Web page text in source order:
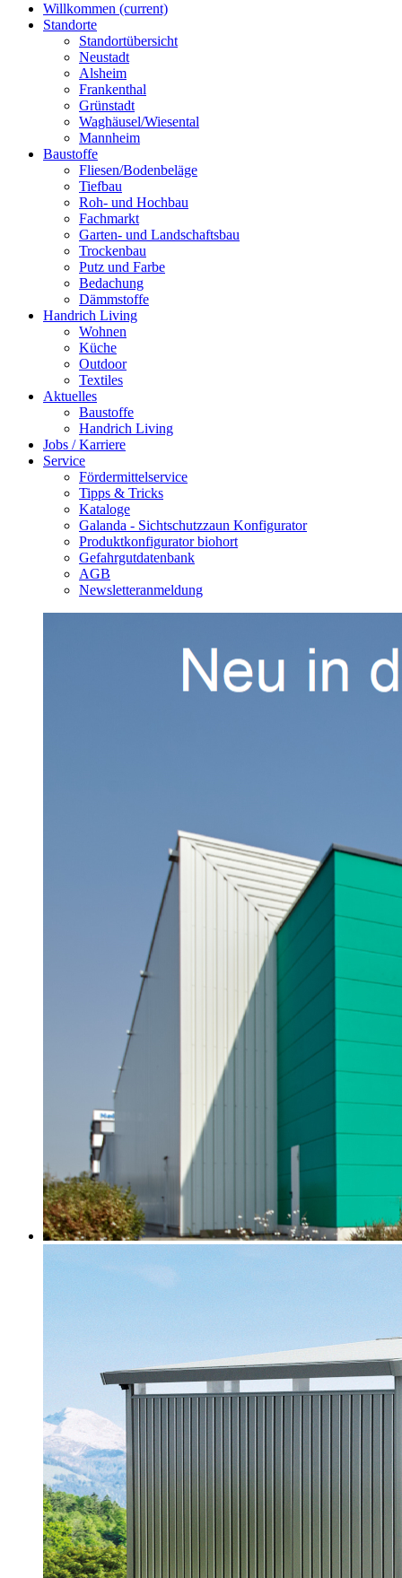
Willkommen (current)
Standorte
Standortübersicht
Neustadt
Alsheim
Frankenthal
Grünstadt
Waghäusel/Wiesental
Mannheim
Baustoffe
Fliesen/Bodenbeläge
Tiefbau
Roh- und Hochbau
Fachmarkt
Garten- und Landschaftsbau
Trockenbau
Putz und Farbe
Bedachung
Dämmstoffe
Handrich Living
Wohnen
Küche
Outdoor
Textiles
Aktuelles
Baustoffe
Handrich Living
Jobs / Karriere
Service
Fördermittelservice
Tipps & Tricks
Kataloge
Galanda - Sichtschutzzaun Konfigurator
Produktkonfigurator biohort
Gefahrgutdatenbank
AGB
Newsletteranmeldung